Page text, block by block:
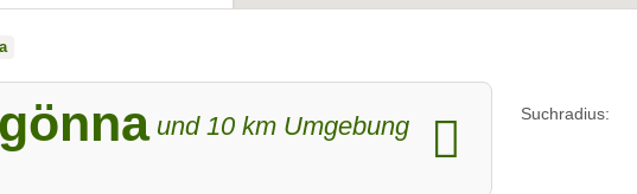
und10 km Umgebung Suchradius: